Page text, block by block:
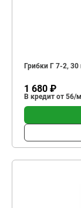
Грибки Г 7-2, 30
1 680 ₽
В кредит от 56/